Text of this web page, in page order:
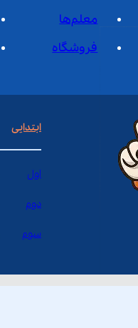
معلم‌ها
فروشگاه
ابتدایی
اول
دوم
سوم